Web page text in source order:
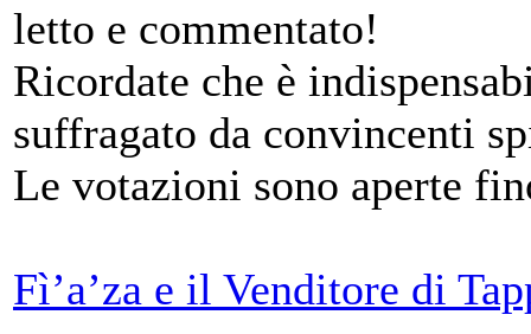
letto e commentato!
Ricordate che è
suffragato da convincenti
Le votazioni sono aperte
Fì’a’za e il Venditore di